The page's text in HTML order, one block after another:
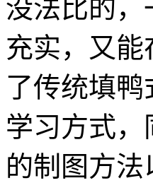
没法比的
充实，又
了传统填鸭
学习方式
的制图方